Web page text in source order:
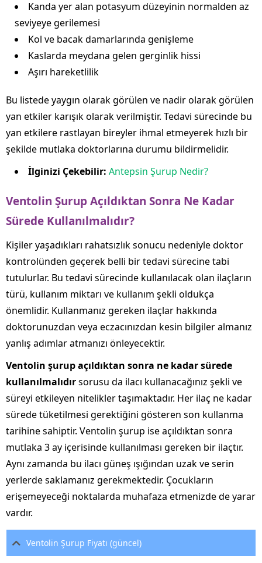
Kanda yer alan potasyum düzeyinin normalden az
seviyeye gerilemesi
Kol ve bacak damarlarında genişleme
Kaslarda meydana gelen gerginlik hissi
Aşırı hareketlilik
Bu listede yaygın olarak görülen ve nadir olarak görülen
yan etkiler karışık olarak verilmiştir. Tedavi sürecinde bu
yan etkilere rastlayan bireyler ihmal etmeyerek hızlı bir
şekilde mutlaka doktorlarına durumu bildirmelidir.
İlginizi Çekebilir: Antepsin Şurup Nedir?
Ventolin Şurup Açıldıktan Sonra Ne Kadar
Sürede Kullanılmalıdır?
Kişiler yaşadıkları rahatsızlık sonucu nedeniyle doktor
kontrolünden geçerek belli bir tedavi sürecine tabi
tutulurlar. Bu tedavi sürecinde kullanılacak olan ilaçların
türü, kullanım miktarı ve kullanım şekli oldukça
önemlidir. Kullanmanız gereken ilaçlar hakkında
doktorunuzdan veya eczacınızdan kesin bilgiler almanız
yanlış adımlar atmanızı önleyecektir.
Ventolin şurup açıldıktan sonra ne kadar sürede
kullanılmalıdırsorusu da ilacı kullanacağınız şekli ve
süreyi etkileyen nitelikler taşımaktadır. Her ilaç ne kadar
sürede tüketilmesi gerektiğini gösteren son kullanma
tarihine sahiptir. Ventolin şurup ise açıldıktan sonra
mutlaka 3 ay içerisinde kullanılması gereken bir ilaçtır.
Aynı zamanda bu ilacı güneş ışığından uzak ve serin
yerlerde saklamanız gerekmektedir. Çocukların
erişemeyeceği noktalarda muhafaza etmenizde de yarar
vardır.
Ventolin Şurup Fiyatı (güncel)